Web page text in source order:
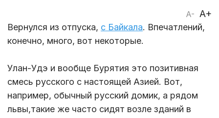
A- A+
Вернулся из отпуска, с Байкала. Впечатлений,
конечно, много, вот некоторые.
Улан-Удэ и вообще Бурятия это позитивная
смесь русского с настоящей Азией. Вот,
например, обычный русский домик, а рядом
львы,такие же часто сидят возле зданий в